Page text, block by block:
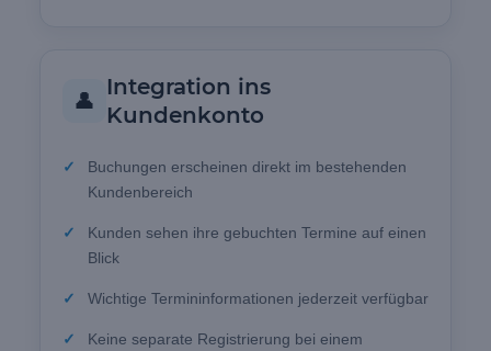
👤
Integration ins
Kundenkonto
Buchungen erscheinen direkt im bestehenden
Kundenbereich
Kunden sehen ihre gebuchten Termine auf einen
Blick
Wichtige Termininformationen jederzeit verfügbar
Keine separate Registrierung bei einem